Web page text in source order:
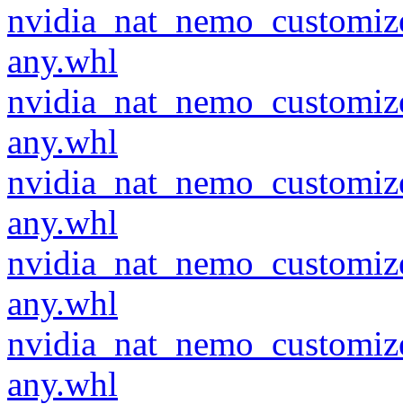
any.whl
any.whl
any.whl
any.whl
any.whl